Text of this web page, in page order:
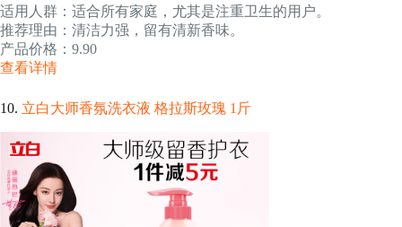
适用人群：适合所有家庭，尤其是注重卫生的用户。
推荐理由：清洁力强，留有清新香味。
产品价格：9.90
查看详情
10. 立白大师香氛洗衣液 格拉斯玫瑰 1斤